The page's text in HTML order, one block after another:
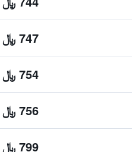
747 ﷼
754 ﷼
756 ﷼
799 ﷼